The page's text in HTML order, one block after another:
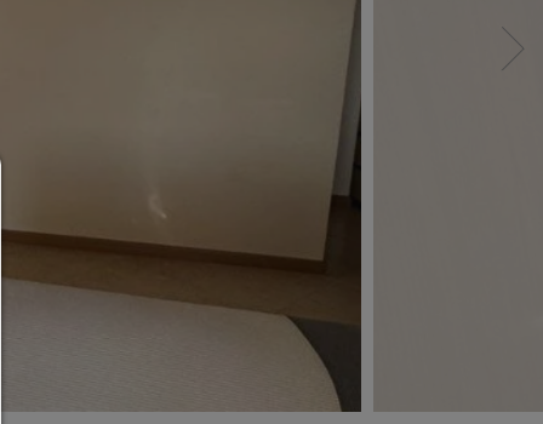
Consent Manager
HILFE
Um fortfahren zu können,müssen Sie eine
Auswahl treffen. Nachfolgend erhalten Sie
Erläuterung der verschiedenen Optionen und
Bedeutung.